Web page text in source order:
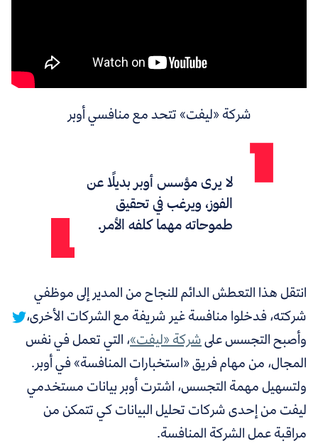
شركة «ليفت» تتحد مع منافسي أوبر
لا يرى مؤسس أوبر بديلًا عن
الفوز، ويرغب في تحقيق
طموحاته مهما كلفه الأمر.
انتقل هذا التعطش الدائم للنجاح من المدير إلى موظفي
شركته، فدخلوا منافسة غير شريفة مع الشركات الأخرى،
وأصبح التجسس علىشركة«ليفت»،التي تعمل في نفس
المجال،من مهام فريق «استخبارات المنافسة» في أوبر.
ولتسهيل مهمة التجسس،اشترت أوبر بيانات مستخدمي
ليفت من إحدى شركات تحليل البيانات كي تتمكن من
مراقبة عمل الشركة المنافسة.